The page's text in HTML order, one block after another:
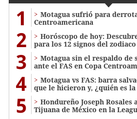
1
Motagua sufrió para
Centroamericana
2
Horóscopo de hoy:
para los 12 signos del zodiaco
3
Motagua sin el respaldo de
ante el FAS en Copa
4
Motagua vs FAS: barra
que le hicieron y, ¿quién es
5
Hondureño Joseph Rosales
Tijuana de México en la